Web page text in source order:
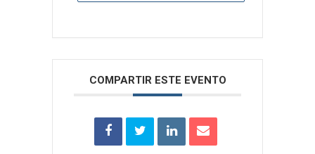
COMPARTIR ESTE EVENTO